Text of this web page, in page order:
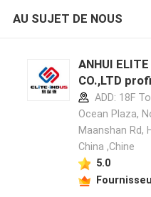
AU SUJET DE NOUS
ANHUI
CO.,LTD
ADD: 18F
Ocean Plaza,
Maanshan Rd,
China ,Chine
5.0